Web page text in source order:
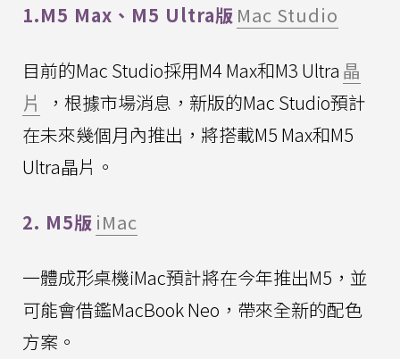
1.M5 Max、M5 Ultra版 Mac Studio
目前的Mac Studio採用M4 Max和M3 Ultra 晶
片
，根據市場消息，新版的Mac Studio預計
在未來幾個月內推出，將搭載M5 Max和M5
Ultra晶片。
2. M5版 iMac
一體成形桌機iMac預計將在今年推出M5，並
可能會借鑑MacBook Neo，帶來全新的配色
方案。